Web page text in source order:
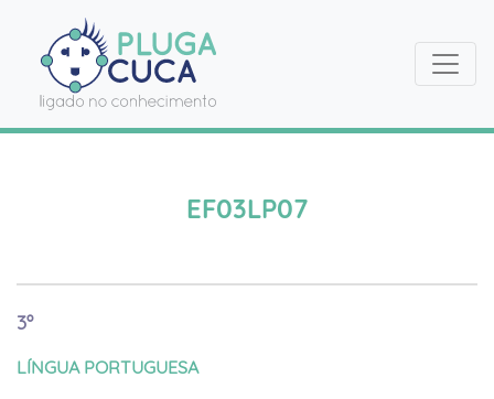
EF03LP07
3º
LÍNGUA PORTUGUESA